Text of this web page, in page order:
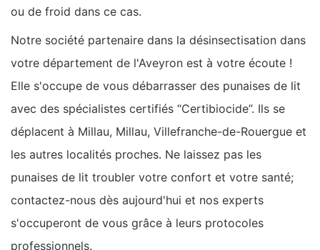
ou de froid dans ce cas.
Notre société partenaire dans la désinsectisation dans
votre département de l'Aveyron est à votre écoute !
Elle s'occupe de vous débarrasser des punaises de lit
avec des spécialistes certifiés “Certibiocide”. Ils se
déplacent à Millau, Millau, Villefranche-de-Rouergue et
les autres localités proches. Ne laissez pas les
punaises de lit troubler votre confort et votre santé;
contactez-nous dès aujourd'hui et nos experts
s'occuperont de vous grâce à leurs protocoles
professionnels.